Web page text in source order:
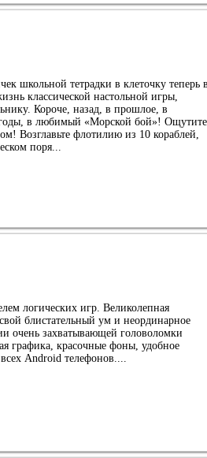
школьной тетрадки в клеточку теперь
классической настольной игры,
Короче, назад, в прошлое, в
годы, в любимый «Морской бой»! Ощутите
Возглавьте флотилию из 10 кораблей,
поря...
логических игр. Великолепная
блистательный ум и неординарное
очень захватывающей головоломки
графика, красочные фоны, удобное
Android телефонов....